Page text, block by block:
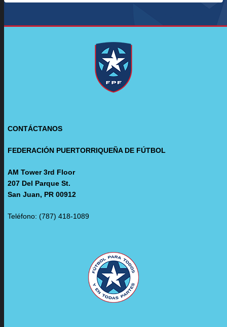
CONTÁCTANOS
FEDERACIÓN PUERTORRIQUEÑA DE FÚTBOL
AM Tower 3rd Floor
207 Del Parque St.
San Juan, PR 00912
Teléfono: (787) 418-1089